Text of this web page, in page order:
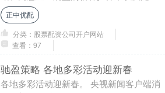
可见的骏马造型装饰，将这座中西合璧的
历史保护建筑装点得....
正中优配
分类：股票配资公司开户网站
查看：97
驰盈策略 各地多彩活动迎新春
各地多彩活动迎新春。 央视新闻客户端消